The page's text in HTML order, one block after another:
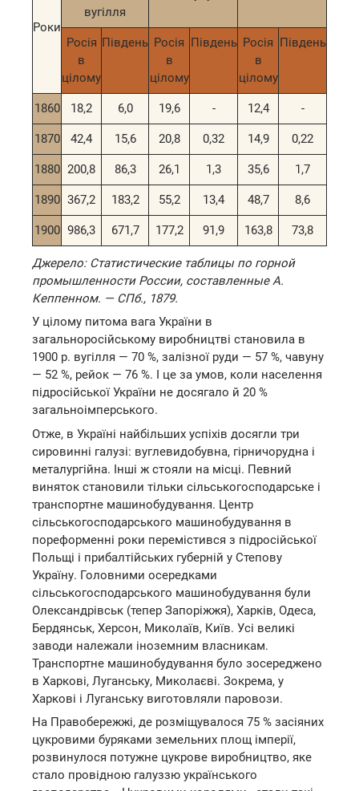
Роки
вугілля
Росія
в
цілому
Південь Росія
в
цілому
Південь Росія
в
цілому
Південь
1860 18,2 6,0 19,6 - 12,4 -
1870 42,4 15,6 20,8 0,32 14,9 0,22
1880 200,8 86,3 26,1 1,3 35,6 1,7
1890 367,2 183,2 55,2 13,4 48,7 8,6
1900 986,3 671,7 177,2 91,9 163,8 73,8
Джерело: Статистические таблицы по горной
промышленности России, составленные А.
Кеппенном. — СПб., 1879.
У цілому питома вага України в
загальноросійському виробництві становила в
1900 р. вугілля — 70 %, залізної руди — 57 %, чавуну
— 52 %, рейок — 76 %. І це за умов, коли населення
підросійської України не досягало й 20 %
загальноімперського.
Отже, в Україні найбільших успіхів досягли три
сировинні галузі: вуглевидобувна, гірничорудна і
металургійна. Інші ж стояли на місці. Певний
виняток становили тільки сільськогосподарське і
транспортне машинобудування. Центр
сільськогосподарського машинобудування в
пореформенні роки перемістився з підросійської
Польщі і прибалтійських губерній у Степову
Україну. Головними осередками
сільськогосподарського машинобудування були
Олександрівськ (тепер Запоріжжя), Харків, Одеса,
Бердянськ, Херсон, Миколаїв, Київ. Усі великі
заводи належали іноземним власникам.
Транспортне машинобудування було зосереджено
в Харкові, Луганську, Миколаєві. Зокрема, у
Харкові і Луганську виготовляли паровози.
На Правобережжі, де розміщувалося 75 % засіяних
цукровими буряками земельних площ імперії,
розвинулося потужне цукрове виробництво, яке
стало провідною галуззю українського